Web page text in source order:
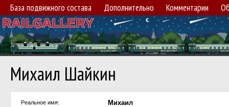
База подвижного состава Дополнительно Комментарии
Михаил Шайкин
Реальное имя: Михаил